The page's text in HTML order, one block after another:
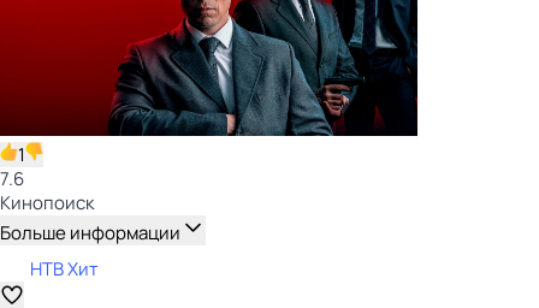
1
7.6
Кинопоиск
Больше информации
НТВ Хит